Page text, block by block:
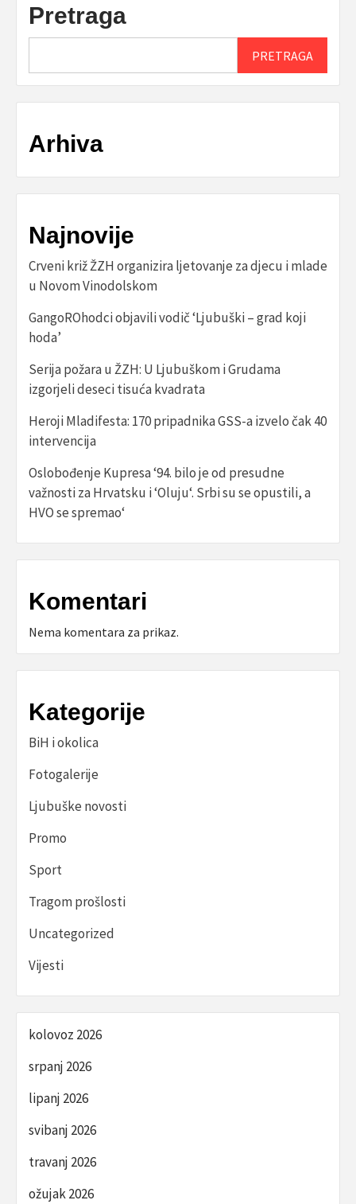
Pretraga
PRETRAGA
Arhiva
Najnovije
Crveni križ ŽZH organizira ljetovanje za djecu i mlade
u Novom Vinodolskom
GangoROhodci objavili vodič ‘Ljubuški – grad koji
hoda’
Serija požara u ŽZH: U Ljubuškom i Grudama
izgorjeli deseci tisuća kvadrata
Heroji Mladifesta: 170 pripadnika GSS-a izvelo čak 40
intervencija
Oslobođenje Kupresa ‘94. bilo je od presudne
važnosti za Hrvatsku i ‘Oluju‘. Srbi su se opustili, a
HVO se spremao‘
Komentari
Nema komentara za prikaz.
Kategorije
BiH i okolica
Fotogalerije
Ljubuške novosti
Promo
Sport
Tragom prošlosti
Uncategorized
Vijesti
kolovoz 2026
srpanj 2026
lipanj 2026
svibanj 2026
travanj 2026
ožujak 2026